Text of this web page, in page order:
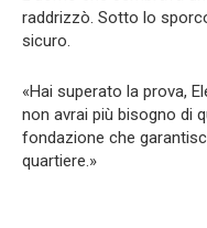
raddrizzò. Sotto lo
sicuro.
«Hai superato la prova,
non avrai più bisogno di
fondazione che
quartiere.»